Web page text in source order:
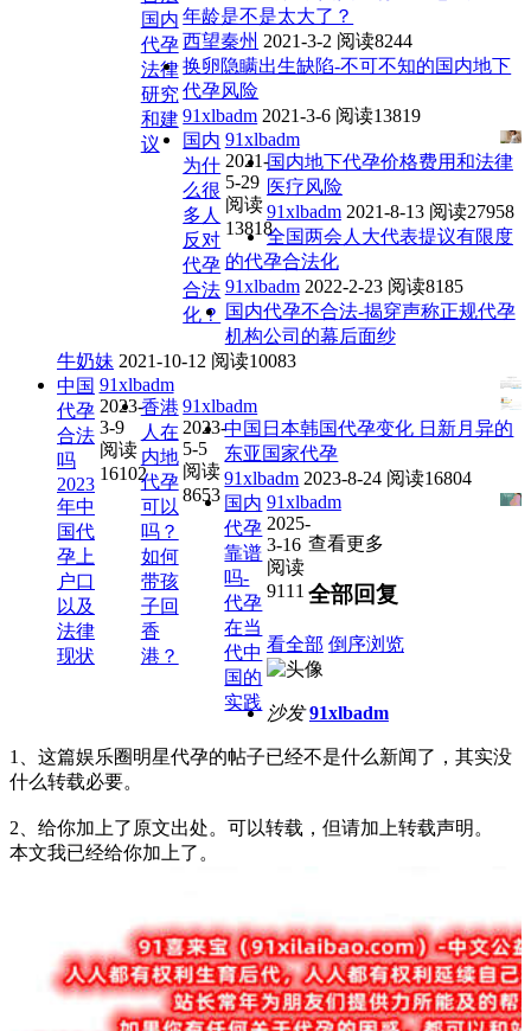
国内
代孕
法律
研究
和建
议
年龄是不是太大了？
西望秦州 2021-3-2 阅读8244
换卵隐瞒出生缺陷-不可不知的国内地下
代孕风险
91xlbadm 2021-3-6 阅读13819
国内
为什
么很
多人
反对
代孕
合法
化？
91xlbadm
2021-
5-29
阅读
13818
国内地下代孕价格费用和法律
医疗风险
91xlbadm 2021-8-13 阅读27958
全国两会人大代表提议有限度
的代孕合法化
91xlbadm 2022-2-23 阅读8185
国内代孕不合法-揭穿声称正规代孕
机构公司的幕后面纱
牛奶妹 2021-10-12 阅读10083
中国
代孕
合法
吗
2023
年中
国代
孕上
户口
以及
法律
现状
91xlbadm
2023-
3-9
阅读
16102
香港
人在
内地
代孕
可以
吗？
如何
带孩
子回
香
港？
91xlbadm
2023-
5-5
阅读
8653
中国日本韩国代孕变化 日新月异的
东亚国家代孕
91xlbadm 2023-8-24 阅读16804
国内
代孕
靠谱
吗-
代孕
在当
代中
国的
实践
91xlbadm
2025-
3-16
阅读
9111
查看更多
全部回复
看全部 倒序浏览
沙发 91xlbadm
1、这篇娱乐圈明星代孕的帖子已经不是什么新闻了，其实没
什么转载必要。
2、给你加上了原文出处。可以转载，但请加上转载声明。
本文我已经给你加上了。